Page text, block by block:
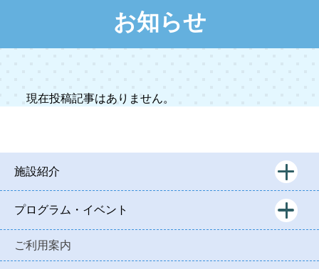
お知らせ
現在投稿記事はありません。
施設紹介
プログラム・イベント
ご利用案内